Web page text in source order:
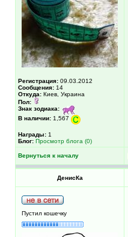
Регистрация: 09.03.2012
Сообщения: 14
Откуда: Киев, Украина
Пол:
Знак зодиака:
В наличии: 1,567
Награды: 1
Блог: Просмотр блога (0)
Вернуться к началу
ДенисКа
Пустил кошечку